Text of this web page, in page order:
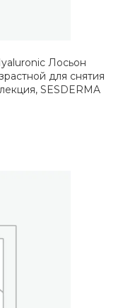
Лосьон
для снятия
SESDERMA